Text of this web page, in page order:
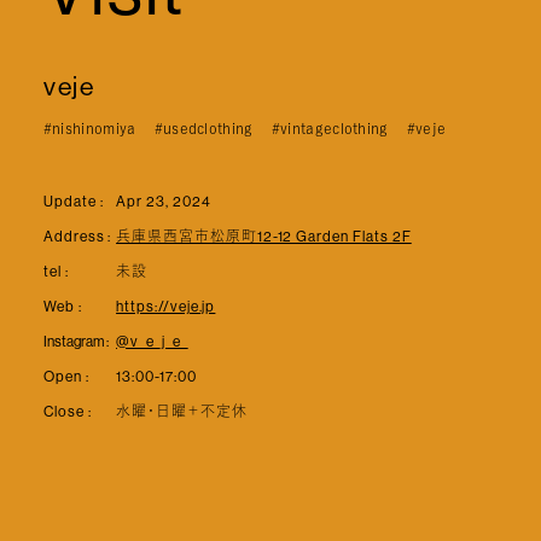
veje
#nishinomiya #usedclothing #vintageclothing #veje
Update : Apr 23, 2024
Address : 兵庫県西宮市松原町12-12 Garden Flats 2F
tel : 未設
Web : https://veje.jp
Instagram : @v_e_j_e_
Open : 13:00-17:00
Close : 水曜・日曜＋不定休